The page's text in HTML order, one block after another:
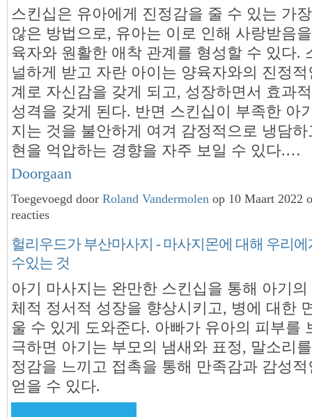
스킨십은 유아에게 진정감을 줄 수 있는 가
않은 방법으로, 유아는 이로 인해 사랑받음
육자와 원활한 애착 관계를 형성할 수 있다.
널하게 받고 자란 아이는 양육자와의 진정
계로 자신감을 갖게 되고, 성장하면서 효과
성격을 갖게 된다. 반면 스킨십이 부족한 아
지는 것을 불안하게 여겨 감정적으로 냉담
현을 억압하는 경향을 자주 보일 수 있다.…
Doorgaan
Toegevoegd door Roland Vandermolen op 10 Maart 2022
reacties
헐리우드가 부산마사지 - 마사지몬에 대해 우리에
수있는 것
아기 마사지는 완만한 스킨십을 통해 아기
체적 정서적 성장을 향상시키고, 병에 대한
울 수 있게 도와준다. 아빠가 유아의 피부를
극하면 아기는 부모의 냄새와 표정, 말소리
정감을 느끼고 접촉을 통해 만족감과 감성
얻을 수 있다.